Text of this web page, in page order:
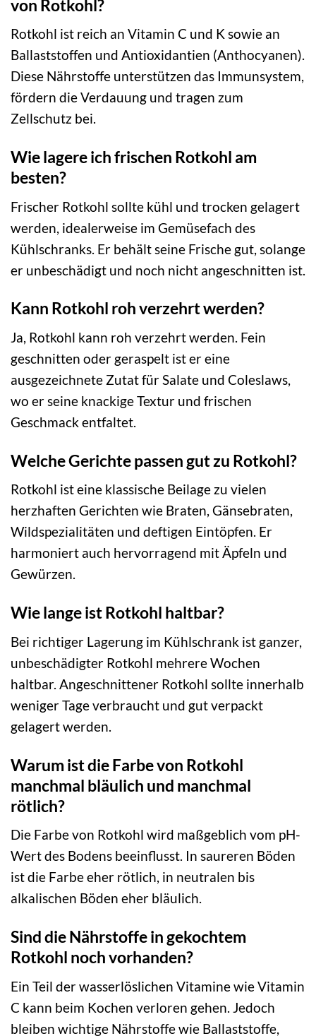
von Rotkohl?
Rotkohl ist reich an Vitamin C und K sowie an
Ballaststoffen und Antioxidantien (Anthocyanen).
Diese Nährstoffe unterstützen das Immunsystem,
fördern die Verdauung und tragen zum
Zellschutz bei.
Wie lagere ich frischen Rotkohl am
besten?
Frischer Rotkohl sollte kühl und trocken gelagert
werden, idealerweise im Gemüsefach des
Kühlschranks. Er behält seine Frische gut, solange
er unbeschädigt und noch nicht angeschnitten ist.
Kann Rotkohl roh verzehrt werden?
Ja, Rotkohl kann roh verzehrt werden. Fein
geschnitten oder geraspelt ist er eine
ausgezeichnete Zutat für Salate und Coleslaws,
wo er seine knackige Textur und frischen
Geschmack entfaltet.
Welche Gerichte passen gut zu Rotkohl?
Rotkohl ist eine klassische Beilage zu vielen
herzhaften Gerichten wie Braten, Gänsebraten,
Wildspezialitäten und deftigen Eintöpfen. Er
harmoniert auch hervorragend mit Äpfeln und
Gewürzen.
Wie lange ist Rotkohl haltbar?
Bei richtiger Lagerung im Kühlschrank ist ganzer,
unbeschädigter Rotkohl mehrere Wochen
haltbar. Angeschnittener Rotkohl sollte innerhalb
weniger Tage verbraucht und gut verpackt
gelagert werden.
Warum ist die Farbe von Rotkohl
manchmal bläulich und manchmal
rötlich?
Die Farbe von Rotkohl wird maßgeblich vom pH-
Wert des Bodens beeinflusst. In saureren Böden
ist die Farbe eher rötlich, in neutralen bis
alkalischen Böden eher bläulich.
Sind die Nährstoffe in gekochtem
Rotkohl noch vorhanden?
Ein Teil der wasserlöslichen Vitamine wie Vitamin
C kann beim Kochen verloren gehen. Jedoch
bleiben wichtige Nährstoffe wie Ballaststoffe,